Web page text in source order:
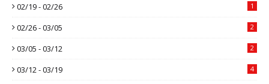
02/19 - 02/26 1
02/26 - 03/05 2
03/05 - 03/12 2
03/12 - 03/19 4